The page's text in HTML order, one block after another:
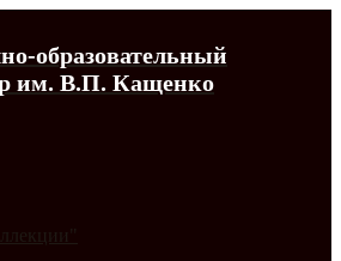
образовательный
им. В.П. Кащенко